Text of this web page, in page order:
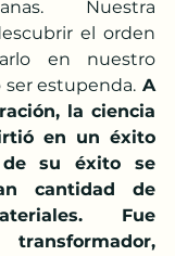
Nuestra
el orden
en nuestro
estupenda. A
la ciencia
en un éxito
de su éxito se
cantidad de
Fue